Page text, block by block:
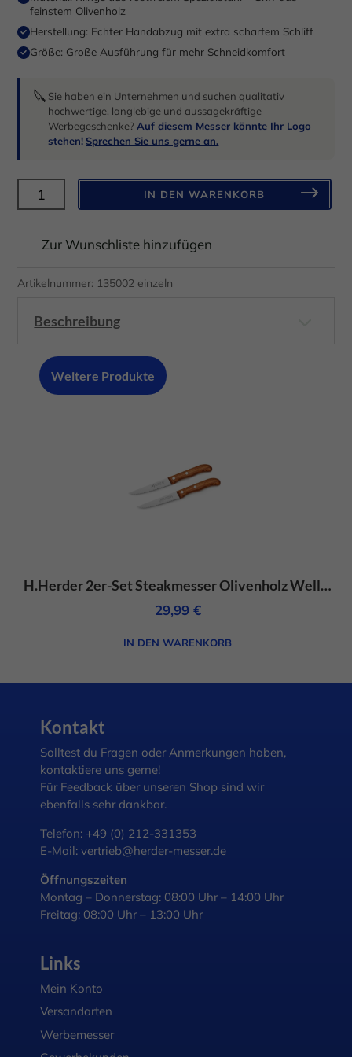
feinstem Olivenholz
Herstellung: Echter Handabzug mit extra scharfem Schliff
Größe: Große Ausführung für mehr Schneidkomfort
🔪Sie haben ein Unternehmen und suchen qualitativ
hochwertige, langlebige und aussagekräftige
Werbegeschenke?Auf diesem Messer könnte Ihr Logo
stehen! Sprechen Sie uns gerne an.
H.Herder
Zubereitungs-/Steakmesser
Olivenholz
Menge
IN DEN WARENKORB
Zur Wunschliste hinzufügen
Artikelnummer: 135002 einzeln
Beschreibung
Weitere Produkte
H.Herder 2er-Set Steakmesser Olivenholz Wellenschliff-rostfrei
29,99 €
IN DEN WARENKORB
Kontakt
Solltest du Fragen oder Anmerkungen haben,
kontaktiere uns gerne!
Für Feedback über unseren Shop sind wir
ebenfalls sehr dankbar.
Telefon: +49 (0) 212-331353
E-Mail: vertrieb@herder-messer.de
Öffnungszeiten
Montag – Donnerstag: 08:00 Uhr – 14:00 Uhr
Freitag: 08:00 Uhr – 13:00 Uhr
Links
Mein Konto
Versandarten
Werbemesser
Anzeigen- und Inhaltsmessung. Weitere Informationen über die
Datenschutzerklärung
Hier finden Sie eine Übersicht über alle verwendeten Cookies.
sich weitere Informationen anzeigen lassen und so nur
bestimmte Cookies auswählen.
Alle akzeptieren Speichern
Zurück
Essenzielle Cookies ermöglichen grundlegende Funktionen und sind für